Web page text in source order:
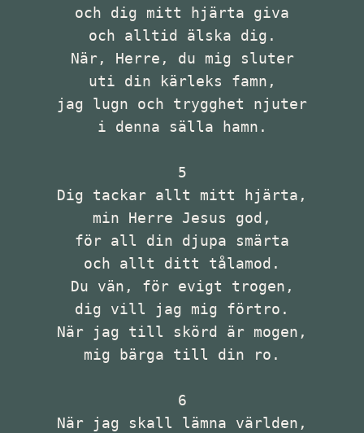
och dig mitt hjärta giva
och alltid älska dig.
När, Herre, du mig sluter
uti din kärleks famn,
jag lugn och trygghet njuter
i denna sälla hamn.
5
Dig tackar allt mitt hjärta,
min Herre Jesus god,
för all din djupa smärta
och allt ditt tålamod.
Du vän, för evigt trogen,
dig vill jag mig förtro.
När jag till skörd är mogen,
mig bärga till din ro.
6
När jag skall lämna världen,